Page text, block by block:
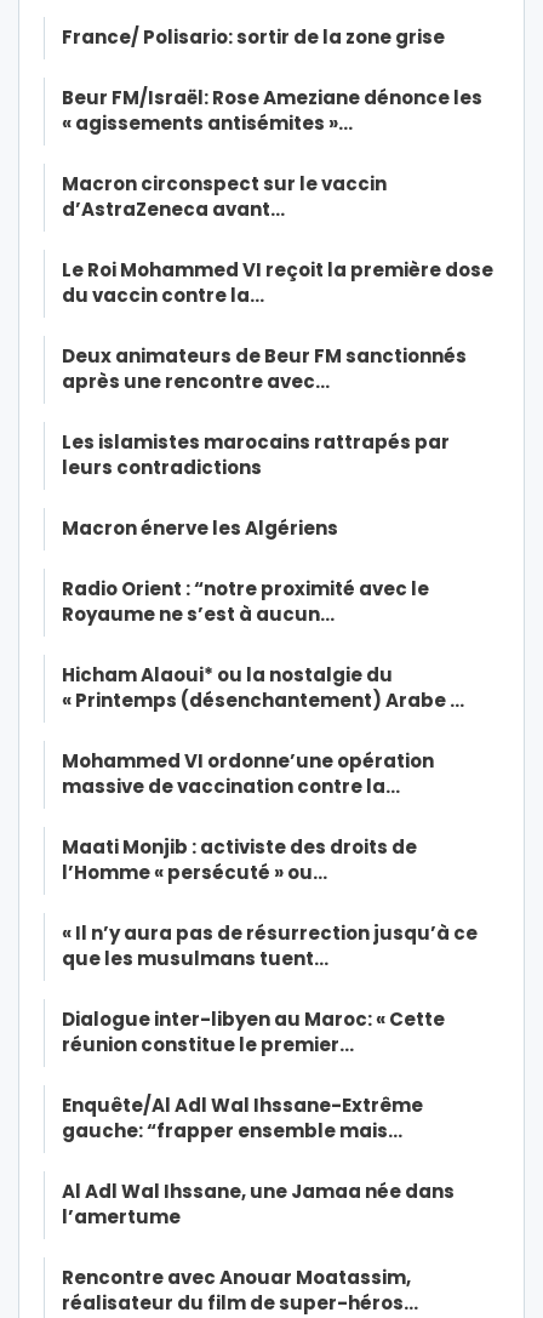
France/ Polisario: sortir de la zone grise
Beur FM/Israël: Rose Ameziane dénonce les
« agissements antisémites »…
Macron circonspect sur le vaccin
d’AstraZeneca avant…
Le Roi Mohammed VI reçoit la première dose
du vaccin contre la…
Deux animateurs de Beur FM sanctionnés
après une rencontre avec…
Les islamistes marocains rattrapés par
leurs contradictions
Macron énerve les Algériens
Radio Orient : “notre proximité avec le
Royaume ne s’est à aucun…
Hicham Alaoui* ou la nostalgie du
« Printemps (désenchantement) Arabe …
Mohammed VI ordonne’une opération
massive de vaccination contre la…
Maati Monjib : activiste des droits de
l’Homme « persécuté » ou…
« Il n’y aura pas de résurrection jusqu’à ce
que les musulmans tuent…
Dialogue inter-libyen au Maroc: « Cette
réunion constitue le premier…
Enquête/Al Adl Wal Ihssane-Extrême
gauche: “frapper ensemble mais…
Al Adl Wal Ihssane, une Jamaa née dans
l’amertume
Rencontre avec Anouar Moatassim,
réalisateur du film de super-héros…